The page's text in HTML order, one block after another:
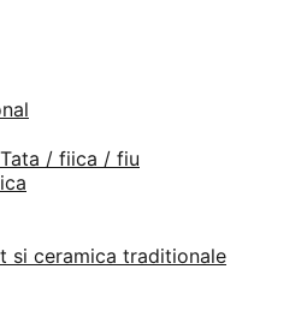
/ fiica / fiu
si ceramica traditionale